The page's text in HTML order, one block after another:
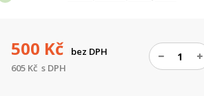
500 Kč
bez DPH
605 Kč s DPH